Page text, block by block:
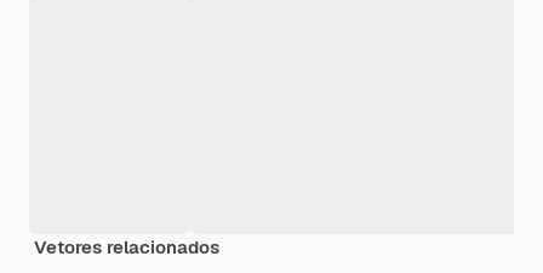
Vetores relacionados